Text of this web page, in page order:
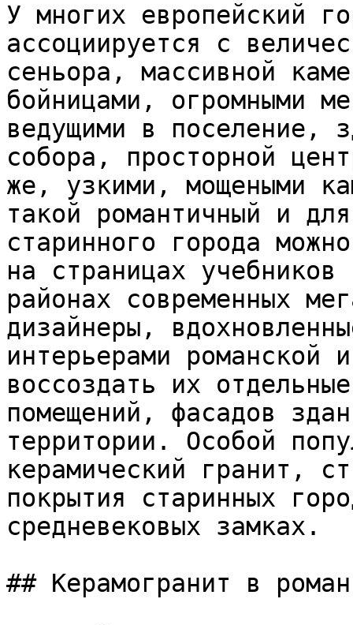
У многих европейский
ассоциируется с
сеньора, массивной
бойницами, огромными
ведущими в поселение,
собора, просторной
же, узкими, мощеными
такой романтичный и
старинного города
на страницах
районах современных
дизайнеры,
интерьерами романской
воссоздать их
помещений, фасадов
территории. Особой
керамический гранит,
покрытия старинных
средневековых замках.
## Керамогранит в